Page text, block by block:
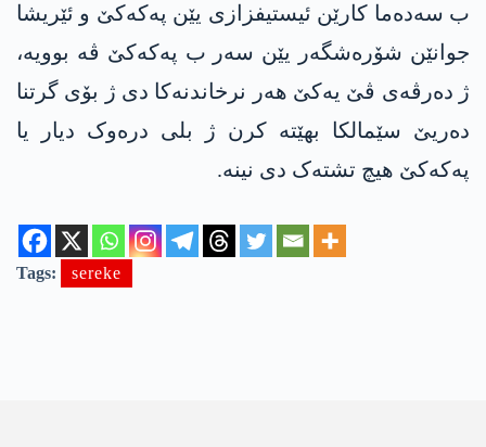
ب سەدەما کارێن ئیستیفزازی یێن پەکەکێ و ئێریشا
جوانێن شۆرەشگەر یێن سەر ب پەکەکێ ڤە بوویە،
ژ دەرڤەی ڤێ یەکێ هەر نرخاندنەکا دی ژ بۆی گرتنا
دەریێ سێمالکا بهێتە کرن ژ بلی درەوک دیار یا
پەکەکێ هیچ تشتەک دی نینە.
Tags: sereke